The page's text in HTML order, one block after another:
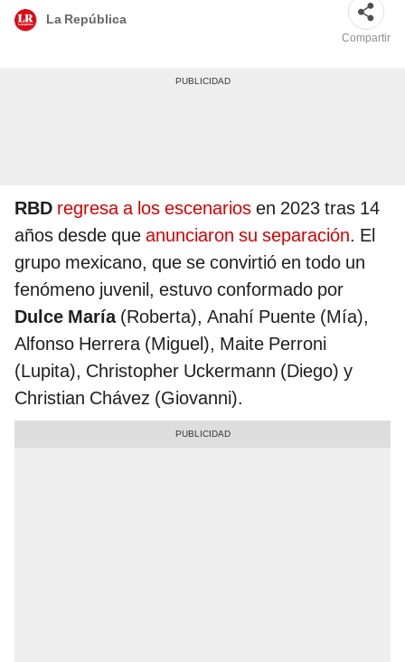
La República
Compartir
RBD regresa a los escenarios en 2023 tras 14
años desde que anunciaron su separación. El
grupo mexicano, que se convirtió en todo un
fenómeno juvenil, estuvo conformado por
Dulce María (Roberta), Anahí Puente (Mía),
Alfonso Herrera (Miguel), Maite Perroni
(Lupita), Christopher Uckermann (Diego) y
Christian Chávez (Giovanni).